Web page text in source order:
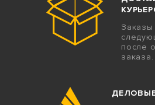
Заказы
после
заказа.